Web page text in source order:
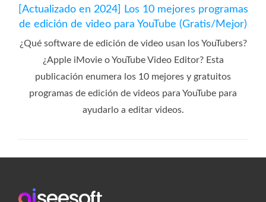
[Actualizado en 2024] Los 10 mejores programas
de edición de video para YouTube (Gratis/Mejor)
¿Qué software de edición de video usan los YouTubers?
¿Apple iMovie o YouTube Video Editor? Esta
publicación enumera los 10 mejores y gratuitos
programas de edición de videos para YouTube para
ayudarlo a editar videos.